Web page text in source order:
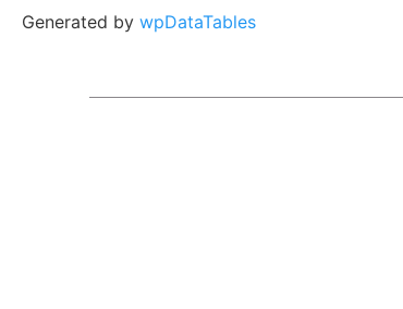
Generated by wpDataTables